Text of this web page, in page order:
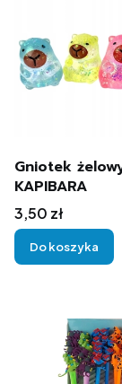
Gniotek
KAPIBARA
Cena
3,50 zł
Do koszyka